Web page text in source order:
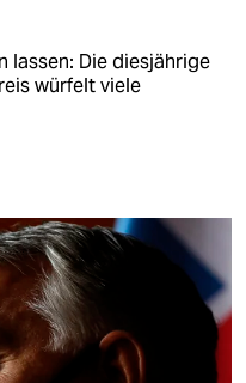
lassen: Die diesjährige
würfelt viele